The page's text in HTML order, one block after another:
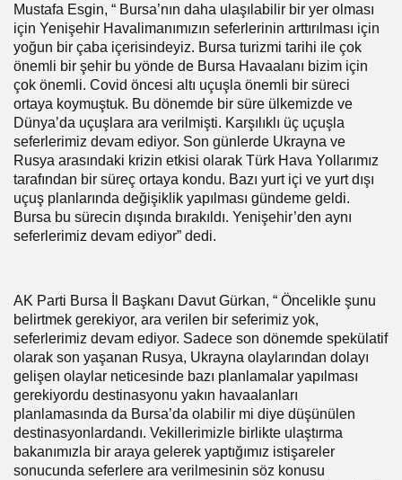
Mustafa Esgin, “ Bursa’nın daha ulaşılabilir bir yer olması
için Yenişehir Havalimanımızın seferlerinin arttırılması için
yoğun bir çaba içerisindeyiz. Bursa turizmi tarihi ile çok
önemli bir şehir bu yönde de Bursa Havaalanı bizim için
çok önemli. Covid öncesi altı uçuşla önemli bir süreci
ortaya koymuştuk. Bu dönemde bir süre ülkemizde ve
Dünya’da uçuşlara ara verilmişti. Karşılıklı üç uçuşla
seferlerimiz devam ediyor. Son günlerde Ukrayna ve
Rusya arasındaki krizin etkisi olarak Türk Hava Yollarımız
tarafından bir süreç ortaya kondu. Bazı yurt içi ve yurt dışı
uçuş planlarında değişiklik yapılması gündeme geldi.
Bursa bu sürecin dışında bırakıldı. Yenişehir’den aynı
seferlerimiz devam ediyor” dedi.
AK Parti Bursa İl Başkanı Davut Gürkan, “ Öncelikle şunu
belirtmek gerekiyor, ara verilen bir seferimiz yok,
seferlerimiz devam ediyor. Sadece son dönemde spekülatif
olarak son yaşanan Rusya, Ukrayna olaylarından dolayı
gelişen olaylar neticesinde bazı planlamalar yapılması
gerekiyordu destinasyonu yakın havaalanları
planlamasında da Bursa’da olabilir mi diye düşünülen
destinasyonlardandı. Vekillerimizle birlikte ulaştırma
bakanımızla bir araya gelerek yaptığımız istişareler
sonucunda seferlere ara verilmesinin söz konusu